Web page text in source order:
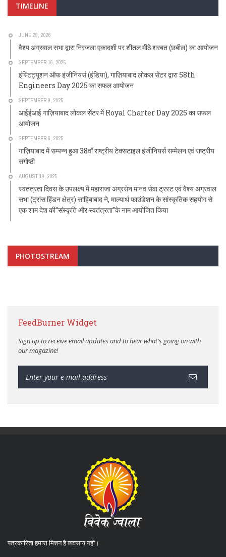
TIMELINE
JUNE 29, 2026
वैश्य अग्रवाल सभा द्वारा निरजला एकादशी पर शीतल मीठे शरबत (छबील) का आयोजन
SEPTEMBER 16, 2025
इंस्टिट्यूशन ऑफ इंजीनियर्स (इंडिया), गाज़ियाबाद लोकल सेंटर द्वारा 58th
Engineers Day 2025 का सफल आयोजन
SEPTEMBER 9, 2025
आईईआई गाज़ियाबाद लोकल सेंटर में Royal Charter Day 2025 का सफल
आयोजन
SEPTEMBER 6, 2025
गाज़ियाबाद में सम्पन्न हुआ 38वाँ राष्ट्रीय टेक्सटाइल इंजीनियर्स सम्मेलन एवं राष्ट्रीय
संगोष्ठी
AUGUST 19, 2025
स्वतंत्रता दिवस के उपलक्ष्य में महाराजा अग्रसेन मानव सेवा ट्रस्ट एवं वैश्य अग्रवाल
सभा (ट्रांस हिंडन क्षेत्र) साहिबाबाद ने, माल्यार्थ फाउंडेशन के सांस्कृतिक सहयोग से
एक शाम देश की“संस्कृति और स्वतंत्रता”के नाम आयोजित किया
PHOTOSTREAM
FeedBurner Widget
Sign up to receive email updates and to hear what's going on with
our magazine!
पत्रकारिता हमारा मिशन है व्यवसाय नही।